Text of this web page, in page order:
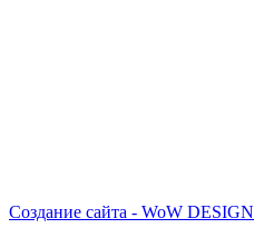
Создание сайта - WoW DESIGN